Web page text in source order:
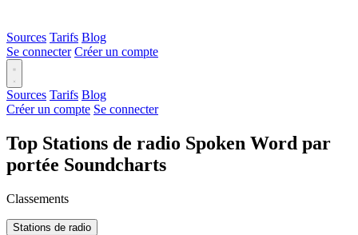
Sources Tarifs Blog
Se connecter Créer un compte
Sources Tarifs Blog
Créer un compte Se connecter
Top Stations de radio Spoken Word par
portée Soundcharts
Classements
Stations de radio